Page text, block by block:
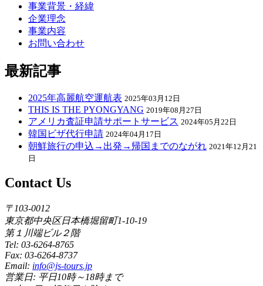
事業背景・経緯
企業理念
事業内容
お問い合わせ
最新記事
2025年高麗航空運航表 2025年03月12日
THIS IS THE PYONGYANG 2019年08月27日
アメリカ査証申請サポートサービス 2024年05月22日
韓国ビザ代行申請 2024年04月17日
朝鮮旅行の申込→出発→帰国までのながれ 2021年12月21
日
Contact Us
〒103-0012
東京都中央区日本橋堀留町1-10-19
第１川端ビル２階
Tel: 03-6264-8765
Fax: 03-6264-8737
Email: info@js-tours.jp
営業日: 平日10時～18時まで